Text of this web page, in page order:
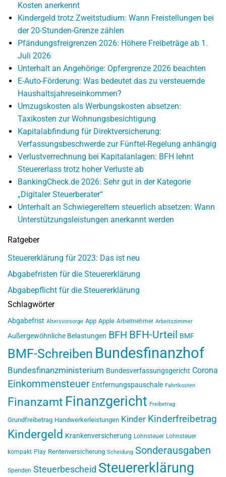
Kosten anerkennt
Kindergeld trotz Zweitstudium: Wann Freistellungen bei
der 20-Stunden-Grenze zählen
Pfändungsfreigrenzen 2026: Höhere Freibeträge ab 1.
Juli 2026
Unterhalt an Angehörige: Opfergrenze 2026 beachten
E-Auto-Förderung: Was bedeutet das zu versteuernde
Haushaltsjahreseinkommen?
Umzugskosten als Werbungskosten absetzen:
Taxikosten zur Wohnungsbesichtigung
Kapitalabfindung für Direktversicherung:
Verfassungsbeschwerde zur Fünftel-Regelung anhängig
Verlustverrechnung bei Kapitalanlagen: BFH lehnt
Steuererlass trotz hoher Verluste ab
BankingCheck.de 2026: Sehr gut in der Kategorie
„Digitaler Steuerberater“
Unterhalt an Schwiegereltern steuerlich absetzen: Wann
Unterstützungsleistungen anerkannt werden
Ratgeber
Steuererklärung für 2023: Das ist neu
Abgabefristen für die Steuererklärung
Abgabepflicht für die Steuererklärung
Schlagwörter
Abgabefrist Altersvorsorge App Apple Arbeitnehmer Arbeitszimmer
Außergewöhnliche Belastungen BFH BFH-Urteil BMF
BMF-Schreiben Bundesfinanzhof
Bundesfinanzministerium Bundesverfassungsgericht Corona
Einkommensteuer Entfernungspauschale Fahrtkosten
Finanzamt Finanzgericht Freibetrag
Grundfreibetrag Handwerkerleistungen Kinder Kinderfreibetrag
Kindergeld Krankenversicherung Lohnsteuer Lohnsteuer
kompakt Play Rentenversicherung Scheidung Sonderausgaben
Spenden Steuerbescheid Steuererklärung